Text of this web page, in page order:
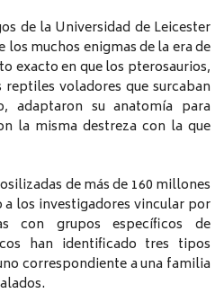
de la Universidad de Leicester
muchos enigmas de la era de
exacto en que los pterosaurios,
voladores que surcaban
adaptaron su anatomía para
la misma destreza con la que
de más de 160 millones
los investigadores vincular por
con grupos específicos de
han identificado tres tipos
correspondiente a una familia